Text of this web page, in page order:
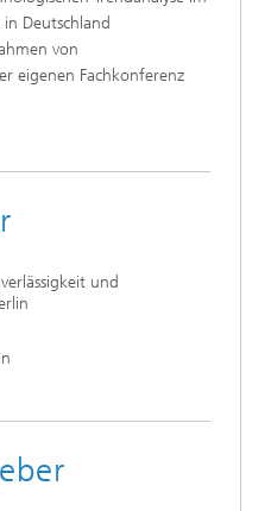
Deutschland
von
eigenen Fachkonferenz
und